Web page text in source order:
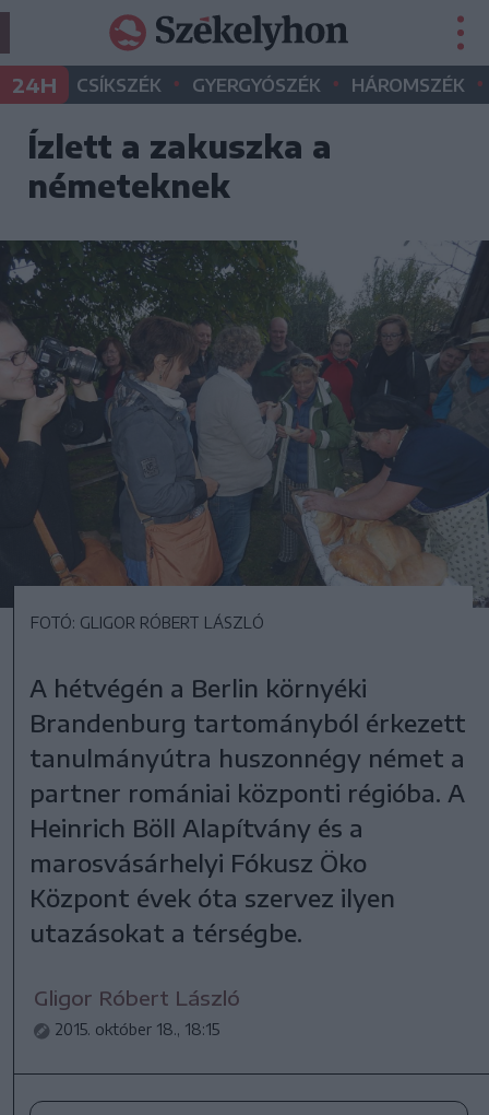
24H CSÍKSZÉK • GYERGYÓSZÉK • HÁROMSZÉK •
Ízlett a zakuszka a
németeknek
FOTÓ: GLIGOR RÓBERT LÁSZLÓ
A hétvégén a Berlin környéki
Brandenburg tartományból érkezett
tanulmányútra huszonnégy német a
partner romániai központi régióba. A
Heinrich Böll Alapítvány és a
marosvásárhelyi Fókusz Öko
Központ évek óta szervez ilyen
utazásokat a térségbe.
Gligor Róbert László
2015. október 18., 18:15